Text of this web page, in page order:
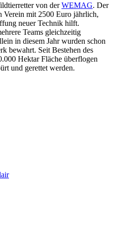
von derWEMAG. Der
Verein mit 2500 Euro jährlich,
neuer Technik hilft.
Teams gleichzeitig
in diesem Jahr wurden schon
bewahrt. Seit Bestehen des
Hektar Fläche überflogen
und gerettet werden.